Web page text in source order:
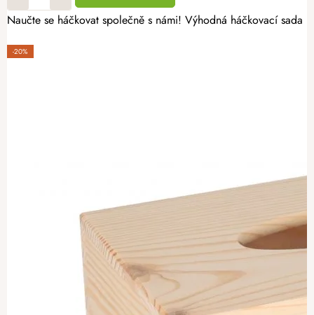
Naučte se háčkovat společně s námi! Výhodná háčkovací sada
-20%